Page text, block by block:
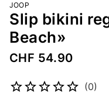
JOOP
Slip bikini
Beach»
CHF 54.90
(0)